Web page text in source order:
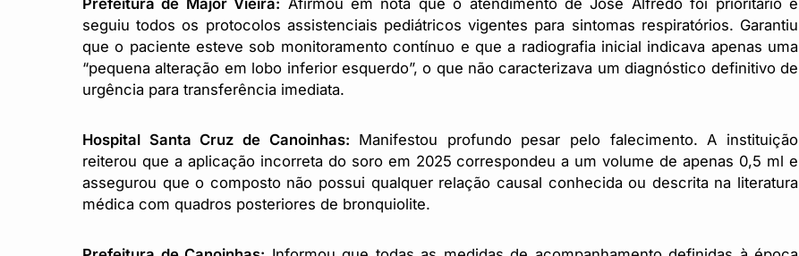
Prefeitura de Major Vieira: Afirmou em nota que o atendimento de José Alfredo foi prioritário e
seguiu todos os protocolos assistenciais pediátricos vigentes para sintomas respiratórios. Garantiu
que o paciente esteve sob monitoramento contínuo e que a radiografia inicial indicava apenas uma
“pequena alteração em lobo inferior esquerdo”, o que não caracterizava um diagnóstico definitivo de
urgência para transferência imediata.
Hospital Santa Cruz de Canoinhas: Manifestou profundo pesar pelo falecimento. A instituição
reiterou que a aplicação incorreta do soro em 2025 correspondeu a um volume de apenas 0,5 ml e
assegurou que o composto não possui qualquer relação causal conhecida ou descrita na literatura
médica com quadros posteriores de bronquiolite.